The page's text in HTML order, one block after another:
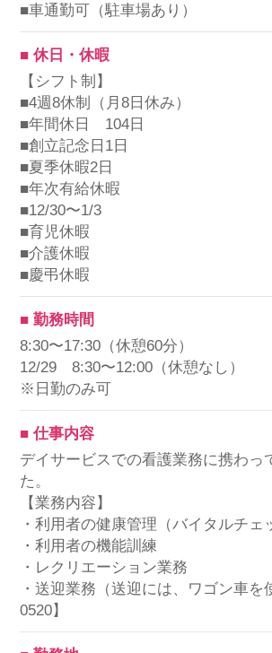
■車通勤可（駐車場あり）
■ 休日・休暇
【シフト制】
■4週8休制（月8日休み）
■年間休日 104日
■創立記念日1日
■夏季休暇2日
■年次有給休暇
■12/30〜1/3
■育児休暇
■介護休暇
■慶弔休暇
■ 勤務時間
8:30〜17:30（休憩60分）
12/29 8:30〜12:00（休憩なし）
※日勤のみ可
■ 仕事内容
デイサービスでの看護業務に携わっ
た。
【業務内容】
・利用者の健康管理（バイタルチェ
・利用者の機能訓練
・レクリエーション業務
・送迎業務（送迎には、ワゴン車を
0520】